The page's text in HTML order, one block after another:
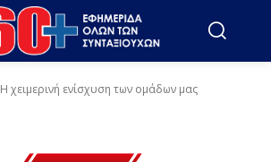
Η χειμερινή ενίσχυση των ομάδων μας